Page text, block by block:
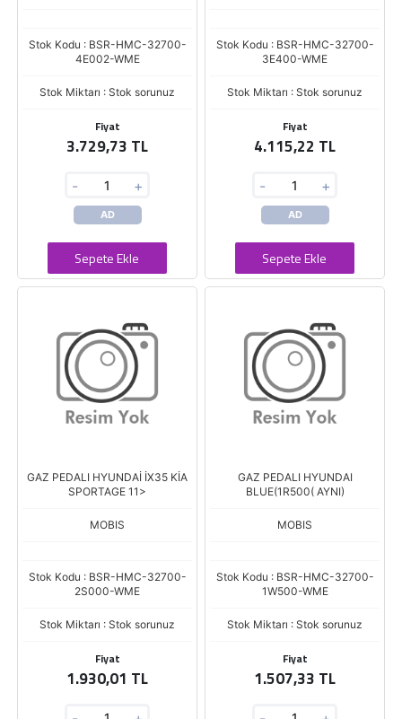
Stok Kodu : BSR-HMC-32700-
4E002-WME
Stok Miktarı : Stok sorunuz
Fiyat
3.729,73 TL
- +
AD
Sepete Ekle
Stok Kodu : BSR-HMC-32700-
3E400-WME
Stok Miktarı : Stok sorunuz
Fiyat
4.115,22 TL
- +
AD
Sepete Ekle
GAZ PEDALI HYUNDAİ İX35 KİA
SPORTAGE 11>
MOBIS
Stok Kodu : BSR-HMC-32700-
2S000-WME
Stok Miktarı : Stok sorunuz
Fiyat
1.930,01 TL
GAZ PEDALI HYUNDAI
BLUE(1R500( AYNI)
MOBIS
Stok Kodu : BSR-HMC-32700-
1W500-WME
Stok Miktarı : Stok sorunuz
Fiyat
1.507,33 TL